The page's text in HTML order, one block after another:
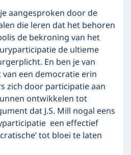
aangesproken door de
die leren dat het behoren
de bekroning van het
de ultieme
En ben je van
een democratie erin
zich door participatie aan
ontwikkelen tot
dat J.S. Mill nogal eens
een effectief
tot bloei te laten